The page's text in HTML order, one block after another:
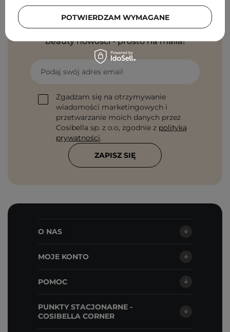
Newsletter Cosibella
Pielęgnacyjne checklisty, eksperckie porady,
beauty nowości - prosto na maila!
Podaj swój adres email
Zgadzam się na otrzymywanie
wiadomości marketingowych i
przetwarzanie moich danych przez
Cosibella sp. z o.o, zgodnie z polityką
prywatności.
ZAPISZ SIĘ
O NAS
MOJE KONTO
POMOC
PUNKTY STACJONARNE -
COSIBELLA CORNER
POTWIERDZAM WYMAGANE